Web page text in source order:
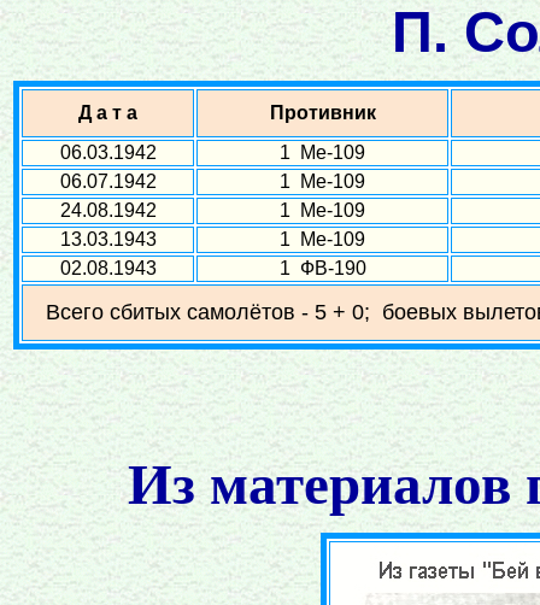
П.
Д а т а
Противник
06.03.1942
1 Ме-109
06.07.1942
1 Ме-109
24.08.1942
1 Ме-109
13.03.1943
1 Ме-109
02.08.1943
1 ФВ-190
Всего сбитых самолётов - 5 + 0; боевых
Из материалов